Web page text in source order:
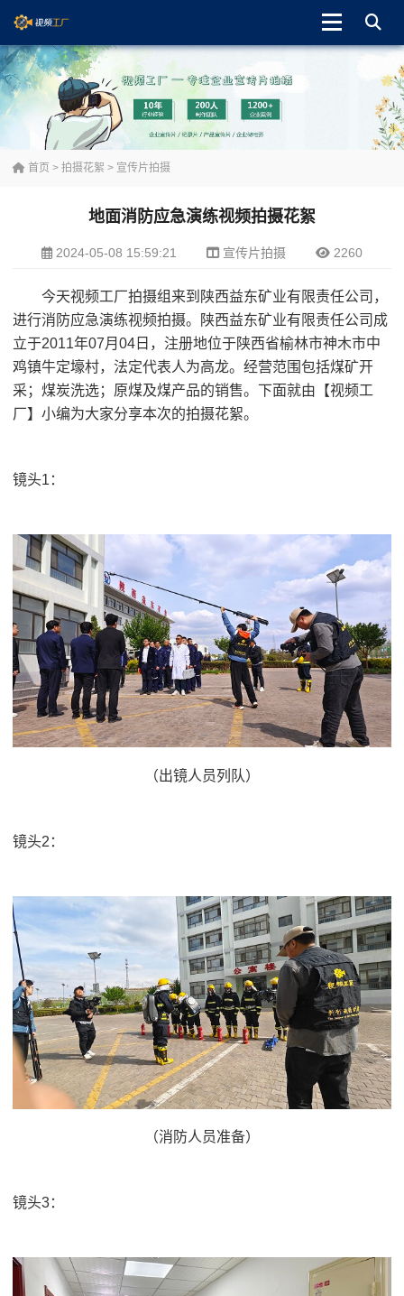
首页 > 拍摄花絮 > 宣传片拍摄
地面消防应急演练视频拍摄花絮
2024-05-08 15:59:21 宣传片拍摄 2260
今天视频工厂拍摄组来到陕西益东矿业有限责任公司，
进行消防应急演练视频拍摄。陕西益东矿业有限责任公司成
立于2011年07月04日，注册地位于陕西省榆林市神木市中
鸡镇牛定壕村，法定代表人为高龙。经营范围包括煤矿开
采；煤炭洗选；原煤及煤产品的销售。下面就由【视频工
厂】小编为大家分享本次的拍摄花絮。
镜头1：
（出镜人员列队）
镜头2：
（消防人员准备）
镜头3：